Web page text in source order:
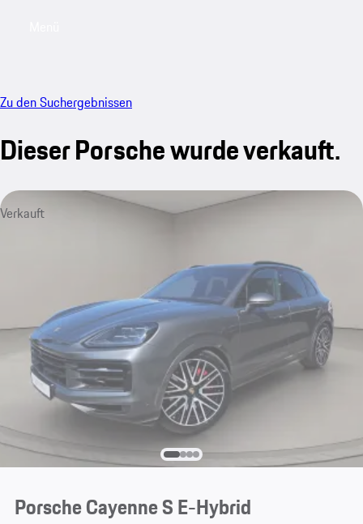
Zu den Suchergebnissen
Dieser Porsche wurde verkauft.
Verkauft
Porsche Cayenne S E-Hybrid